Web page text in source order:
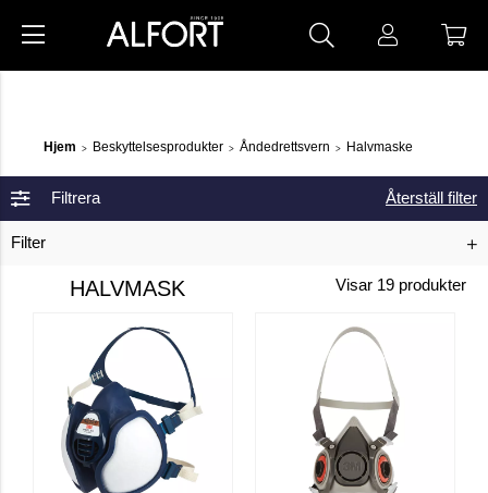
Hjem > Beskyttelsesprodukter > Åndedrettsvern > Halvmaske
Filtrera
Filter
Återställ filter
HALVMASK Visar 19 produkter